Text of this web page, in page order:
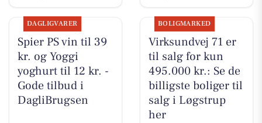
DAGLIGVARER
Spier PS vin til 39
kr. og Yoggi
yoghurt til 12 kr. -
Gode tilbud i
DagliBrugsen
BOLIGMARKED
Virksundvej 71 er
til salg for kun
495.000 kr.: Se de
billigste boliger til
salg i Løgstrup
her